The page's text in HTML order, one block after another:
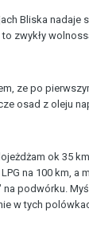
Bliska nadaje
zwykły
ze po
osad z oleju
ok 35
na 100 km, a
na podwórku.
w tych